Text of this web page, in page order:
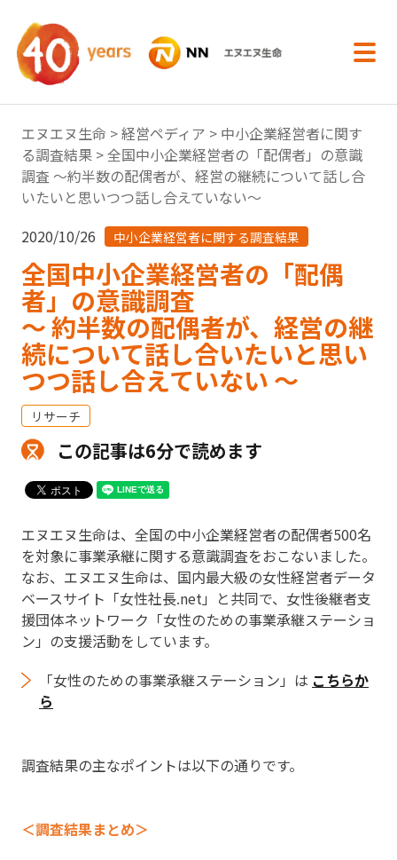
エヌエヌ生命 >経営ペディア > 中小企業経営者に関す
る調査結果 > 全国中小企業経営者の「配偶者」の意識
調査 ～約半数の配偶者が、経営の継続について話し合
いたいと思いつつ話し合えていない～
2020/10/26
中小企業経営者に関する調査結果
全国中小企業経営者の「配偶
者」の意識調査
～ 約半数の配偶者が、経営の継
続について話し合いたいと思い
つつ話し合えていない ～
リサーチ
この記事は6分で読めます
エヌエヌ生命は、全国の中小企業経営者の配偶者500名
を対象に事業承継に関する意識調査をおこないました。
なお、エヌエヌ生命は、国内最大級の女性経営者データ
ベースサイト「女性社長.net」と共同で、女性後継者支
援団体ネットワーク「女性のための事業承継ステーショ
ン」の支援活動をしています。
「女性のための事業承継ステーション」は こちらか
ら
調査結果の主なポイントは以下の通りです。
＜調査結果まとめ＞